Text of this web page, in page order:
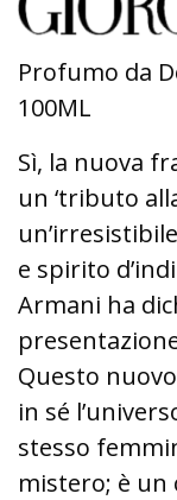
Profumo da
100ML
Sì, la nuova
un ‘tributo
e spirito
Armani ha
Questo
in sé
stesso
mistero; è un